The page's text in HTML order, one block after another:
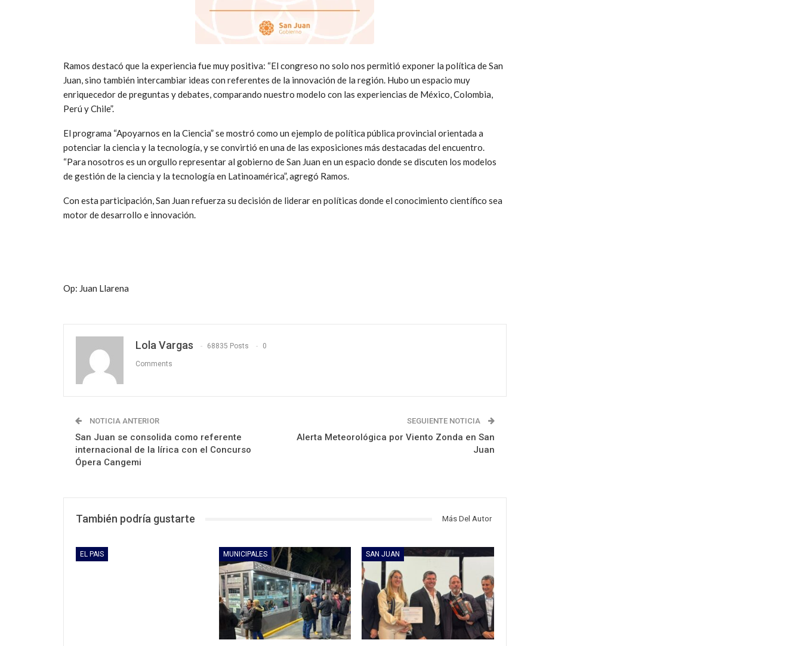
Ramos destacó que la experiencia fue muy positiva: “El congreso no solo nos permitió exponer la política de San
Juan, sino también intercambiar ideas con referentes de la innovación de la región. Hubo un espacio muy
enriquecedor de preguntas y debates, comparando nuestro modelo con las experiencias de México, Colombia,
Perú y Chile”.
El programa “Apoyarnos en la Ciencia” se mostró como un ejemplo de política pública provincial orientada a
potenciar la ciencia y la tecnología, y se convirtió en una de las exposiciones más destacadas del encuentro.
“Para nosotros es un orgullo representar al gobierno de San Juan en un espacio donde se discuten los modelos
de gestión de la ciencia y la tecnología en Latinoamérica”, agregó Ramos.
Con esta participación, San Juan refuerza su decisión de liderar en políticas donde el conocimiento científico sea
motor de desarrollo e innovación.
Op: Juan Llarena
Lola Vargas 68835 Posts 0
Comments
NOTICIA ANTERIOR
San Juan se consolida como referente
internacional de la lírica con el Concurso
Ópera Cangemi
SEGUIENTE NOTICIA
Alerta Meteorológica por Viento Zonda en San
Juan
También podría gustarte Más Del Autor
EL PAIS MUNICIPALES SAN JUAN